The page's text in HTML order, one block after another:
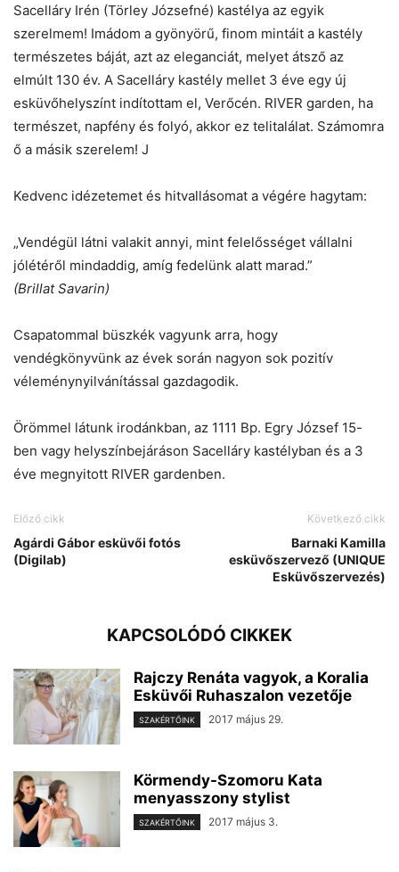
Sacelláry Irén (Törley Józsefné) kastélya az egyik
szerelmem! Imádom a gyönyörű, finom mintáit a kastély
természetes báját, azt az eleganciát, melyet átsző az
elmúlt 130 év. A Sacelláry kastély mellet 3 éve egy új
esküvőhelyszínt indítottam el, Verőcén. RIVER garden, ha
természet, napfény és folyó, akkor ez telitalálat. Számomra
ő a másik szerelem! J
Kedvenc idézetemet és hitvallásomat a végére hagytam:
„Vendégül látni valakit annyi, mint felelősséget vállalni
jólétéről mindaddig, amíg fedelünk alatt marad.”
(Brillat Savarin)
Csapatommal büszkék vagyunk arra, hogy
vendégkönyvünk az évek során nagyon sok pozitív
véleménynyilvánítással gazdagodik.
Örömmel látunk irodánkban, az 1111 Bp. Egry József 15-
ben vagy helyszínbejáráson Sacelláry kastélyban és a 3
éve megnyitott RIVER gardenben.
Előző cikk
Agárdi Gábor esküvői fotós
(Digilab)
Következő cikk
Barnaki Kamilla
esküvőszervező (UNIQUE
Esküvőszervezés)
KAPCSOLÓDÓ CIKKEK
Rajczy Renáta vagyok, a Koralia
Esküvői Ruhaszalon vezetője
SZAKÉRTŐINK 2017 május 29.
Körmendy-Szomoru Kata
menyasszony stylist
SZAKÉRTŐINK 2017 május 3.